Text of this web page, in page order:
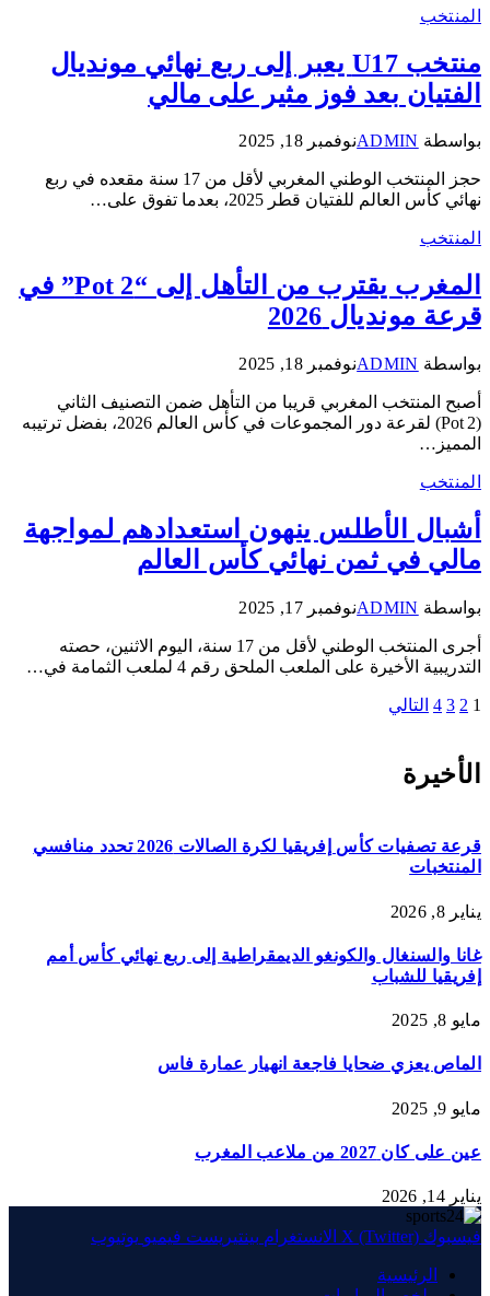
المنتخب
منتخب U17 يعبر إلى ربع نهائي مونديال
الفتيان بعد فوز مثير على مالي
بواسطة ADMINنوفمبر 18, 2025
حجز المنتخب الوطني المغربي لأقل من 17 سنة مقعده في ربع
نهائي كأس العالم للفتيان قطر 2025، بعدما تفوق على…
المنتخب
المغرب يقترب من التأهل إلى “Pot 2” في
قرعة مونديال 2026
بواسطة ADMINنوفمبر 18, 2025
أصبح المنتخب المغربي قريبا من التأهل ضمن التصنيف الثاني
(Pot 2) لقرعة دور المجموعات في كأس العالم 2026، بفضل ترتيبه
المميز…
المنتخب
أشبال الأطلس ينهون استعدادهم لمواجهة
مالي في ثمن نهائي كأس العالم
بواسطة ADMINنوفمبر 17, 2025
أجرى المنتخب الوطني لأقل من 17 سنة، اليوم الاثنين، حصته
التدريبية الأخيرة على الملعب الملحق رقم 4 لملعب الثمامة في…
1
2
3
4 التالي
الأخيرة
قرعة تصفيات كأس إفريقيا لكرة الصالات 2026 تحدد منافسي
المنتخبات
يناير 8, 2026
غانا والسنغال والكونغو الديمقراطية إلى ربع نهائي كأس أمم
إفريقيا للشباب
مايو 8, 2025
الماص يعزي ضحايا فاجعة انهيار عمارة فاس
مايو 9, 2025
عين على كان 2027 من ملاعب المغرب
يناير 14, 2026
فيسبوك X (Twitter) الانستغرام بينتيريست فيميو يوتيوب
الرئيسية